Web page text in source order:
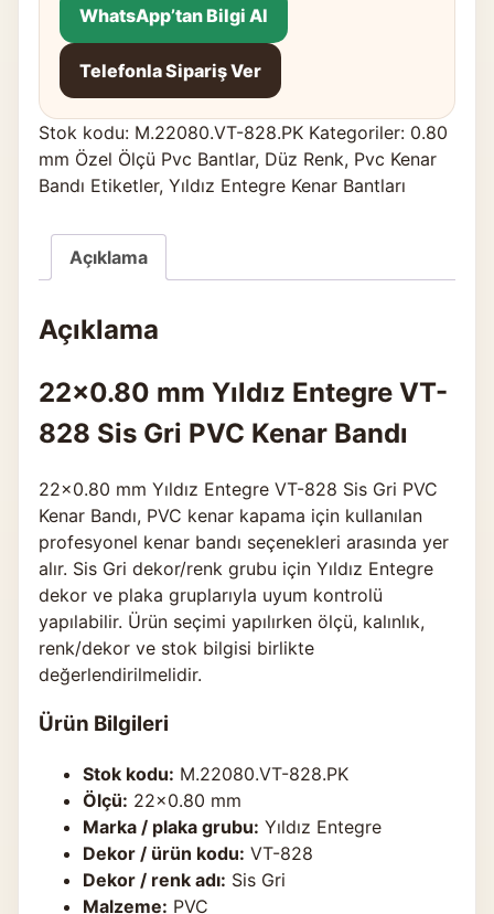
WhatsApp’tan Bilgi Al
Telefonla Sipariş Ver
Stok kodu: M.22080.VT-828.PK Kategoriler: 0.80
mm Özel Ölçü Pvc Bantlar, Düz Renk, Pvc Kenar
Bandı Etiketler, Yıldız Entegre Kenar Bantları
Açıklama
Açıklama
22×0.80 mm Yıldız Entegre VT-
828 Sis Gri PVC Kenar Bandı
22×0.80 mm Yıldız Entegre VT-828 Sis Gri PVC
Kenar Bandı, PVC kenar kapama için kullanılan
profesyonel kenar bandı seçenekleri arasında yer
alır. Sis Gri dekor/renk grubu için Yıldız Entegre
dekor ve plaka gruplarıyla uyum kontrolü
yapılabilir. Ürün seçimi yapılırken ölçü, kalınlık,
renk/dekor ve stok bilgisi birlikte
değerlendirilmelidir.
Ürün Bilgileri
Stok kodu: M.22080.VT-828.PK
Ölçü: 22×0.80 mm
Marka / plaka grubu: Yıldız Entegre
Dekor / ürün kodu: VT-828
Dekor / renk adı: Sis Gri
Malzeme: PVC